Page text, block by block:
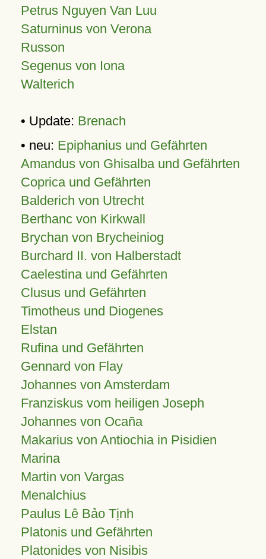
Petrus Nguyen Van Luu
Saturninus von Verona
Russon
Segenus von Iona
Walterich
• Update: Brenach
• neu: Epiphanius und Gefährten
Amandus von Ghisalba und Gefährten
Coprica und Gefährten
Balderich von Utrecht
Berthanc von Kirkwall
Brychan von Brycheiniog
Burchard II. von Halberstadt
Caelestina und Gefährten
Clusus und Gefährten
Timotheus und Diogenes
Elstan
Rufina und Gefährten
Gennard von Flay
Johannes von Amsterdam
Franziskus vom heiligen Joseph
Johannes von Ocaña
Makarius von Antiochia in Pisidien
Marina
Martin von Vargas
Menalchius
Paulus Lê Bảo Tịnh
Platonis und Gefährten
Platonides von Nisibis